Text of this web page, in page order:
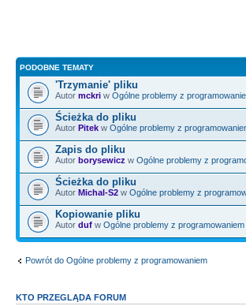
PODOBNE TEMATY
'Trzymanie' pliku
Autor mckri w Ogólne problemy z
Ścieżka do pliku
Autor Pitek w Ogólne problemy z
Zapis do pliku
Autor borysewicz w Ogólne problemy z
Ścieżka do pliku
Autor Michal-S2 w Ogólne problemy z
Kopiowanie pliku
Autor duf w Ogólne problemy z programowaniem
Powrót do Ogólne problemy z programowaniem
KTO PRZEGLĄDA FORUM